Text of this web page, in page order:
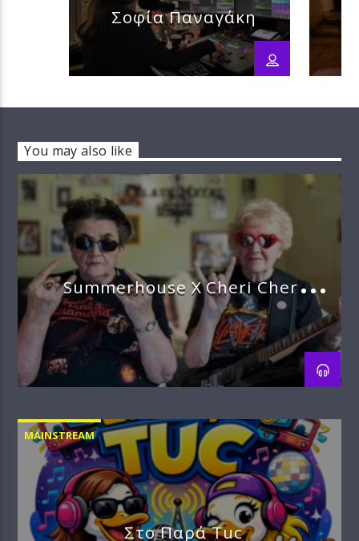
Σοφία Παναγάκη
You may also like
Summerhouse X Cheri Cheri
Ladies
MAINSTREAM
Στο Παρά Tuc